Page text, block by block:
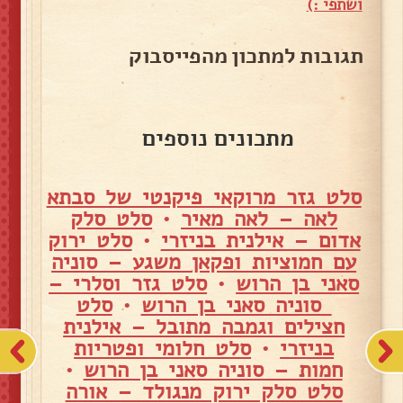
ושתפי :)
תגובות למתכון מהפייסבוק
מתכונים נוספים
סלט גזר מרוקאי פיקנטי של סבתא
לאה – לאה מאיר •סלט סלק
אדום – אילנית בניזרי •סלט ירוק
עם חמוציות ופקאן משגע – סוניה
סאני בן הרוש •סלט גזר וסלרי –
סוניה סאני בן הרוש •סלט
חצילים וגמבה מתובל – אילנית
בניזרי •סלט חלומי ופטריות
חמות – סוניה סאני בן הרוש •
סלט סלק ירוק מנגולד – אורה